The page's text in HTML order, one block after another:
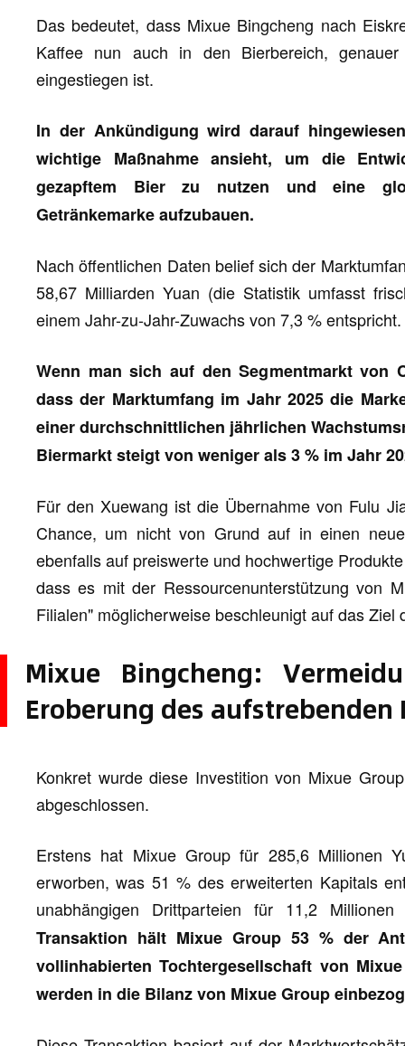
Das bedeutet, dass Mixue Bingcheng nach
Kaffee nun auch in den Bierbereich,
eingestiegen ist.
In der Ankündigung wird darauf
wichtige Maßnahme ansieht, um die
gezapftem Bier zu nutzen und eine
Getränkemarke aufzubauen.
Nach öffentlichen Daten belief sich der
58,67 Milliarden Yuan (die Statistik umfasst
einem Jahr-zu-Jahr-Zuwachs von 7,3 % entspricht.
Wenn man sich auf den Segmentmarkt von
dass der Marktumfang im Jahr 2025 die
einer durchschnittlichen jährlichen
Biermarkt steigt von weniger als 3 % im Jahr
Für den Xuewang ist die Übernahme von Fulu
Chance, um nicht von Grund auf in einen
ebenfalls auf preiswerte und hochwertige
dass es mit der Ressourcenunterstützung von
Filialen" möglicherweise beschleunigt auf das
Mixue Bingcheng:
Eroberung des aufstrebenden
Konkret wurde diese Investition von Mixue
abgeschlossen.
Erstens hat Mixue Group für 285,6 Millionen
erworben, was 51 % des erweiterten Kapitals
unabhängigen Drittparteien für 11,2
Transaktion hält Mixue Group 53 % der
vollinhabierten Tochtergesellschaft von
werden in die Bilanz von Mixue Group